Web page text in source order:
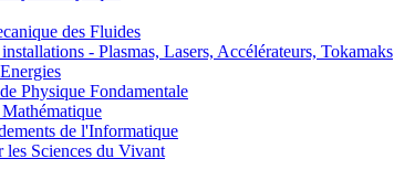
des Fluides
- Plasmas, Lasers, Accélérateurs, Tokamaks
Physique Fondamentale
de l'Informatique
Sciences du Vivant